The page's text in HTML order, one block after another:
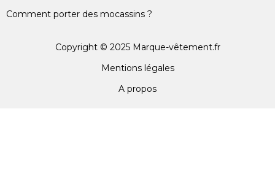
Comment porter des mocassins ?
Copyright © 2025 Marque-vêtement.fr
Mentions légales
A propos